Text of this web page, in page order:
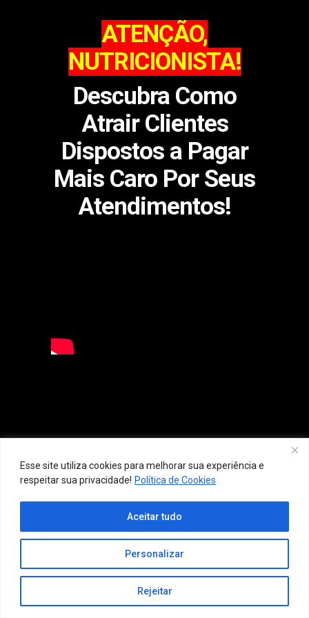
Esse site utiliza cookies para melhorar sua experiência e
respeitar sua privacidade! Política de Cookies
Personalizar
Rejeitar
Aceitar tudo
ATENÇÃO,
NUTRICIONISTA!
Descubra Como
Atrair Clientes
Dispostos a Pagar
Mais Caro Por Seus
Atendimentos!